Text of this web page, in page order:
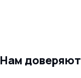
Нам доверяют